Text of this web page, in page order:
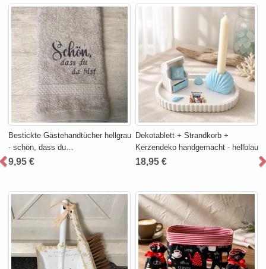
Bestickte Gästehandtücher hellgrau
- schön, dass du…
9,95 €
Dekotablett + Strandkorb +
Kerzendeko handgemacht - hellblau
18,95 €